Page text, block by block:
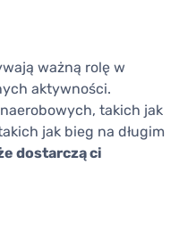
ważną rolę w
aktywności.
takich jak
jak bieg na długim
dostarczą ci